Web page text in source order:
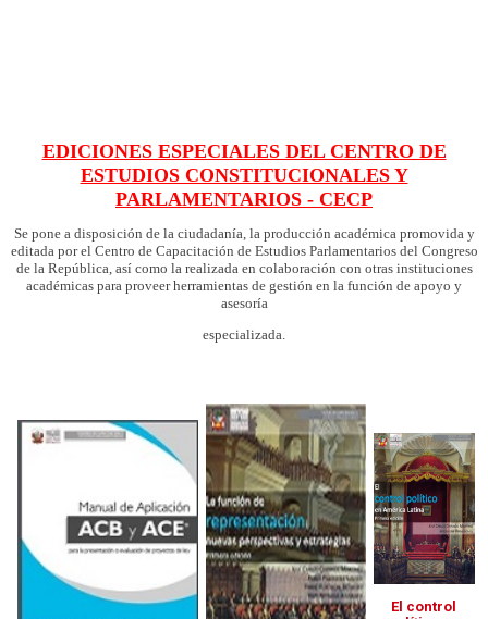
EDICIONES ESPECIALES DEL CENTRO DE
ESTUDIOS CONSTITUCIONALES Y
PARLAMENTARIOS - CECP
Se pone a disposición de la ciudadanía, la producción académica promovida y
editada por el Centro de Capacitación de Estudios Parlamentarios del Congreso
de la República, así como la realizada en colaboración con otras instituciones
académicas para proveer herramientas de gestión en la función de apoyo y
asesoría
especializada.
El control